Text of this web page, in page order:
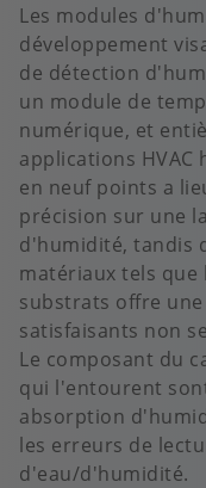
Les modules
développement
de détection
un module de
numérique, et
applications HVAC
en neuf points a
précision sur une
d'humidité, tandis
matériaux tels que
substrats offre
satisfaisants non
Le composant du
qui l'entourent
absorption
les erreurs de
d'eau/d'humidité.